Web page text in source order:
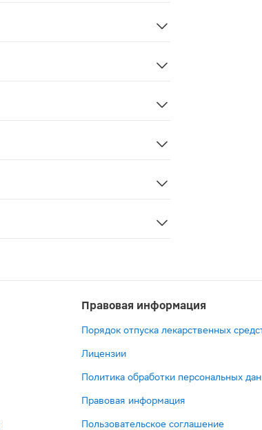
Правовая информация
Порядок отпуска лекарственных
Лицензии
Политика обработки персональных
Правовая информация
Пользовательское соглашение